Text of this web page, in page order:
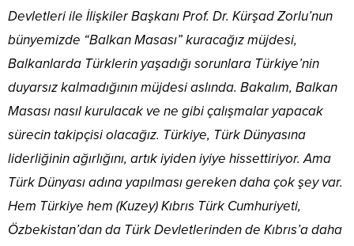
Devletleri ile İlişkiler Başkanı Prof. Dr. Kürşad Zorlu’nun
bünyemizde “Balkan Masası” kuracağız müjdesi,
Balkanlarda Türklerin yaşadığı sorunlara Türkiye’nin
duyarsız kalmadığının müjdesi aslında. Bakalım, Balkan
Masası nasıl kurulacak ve ne gibi çalışmalar yapacak
sürecin takipçisi olacağız. Türkiye, Türk Dünyasına
liderliğinin ağırlığını, artık iyiden iyiye hissettiriyor. Ama
Türk Dünyası adına yapılması gereken daha çok şey var.
Hem Türkiye hem (Kuzey) Kıbrıs Türk Cumhuriyeti,
Özbekistan’dan da Türk Devletlerinden de Kıbrıs’a daha